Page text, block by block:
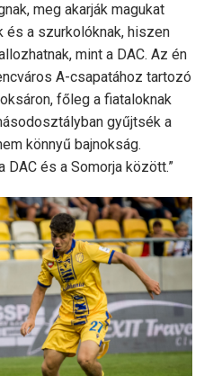
meg akarják magukat
és a szurkolóknak, hiszen
mint a DAC. Az én
A-csapatához tartozó
főleg a fiataloknak
gyűjtsék a
könnyű bajnokság.
és a Somorja között.”